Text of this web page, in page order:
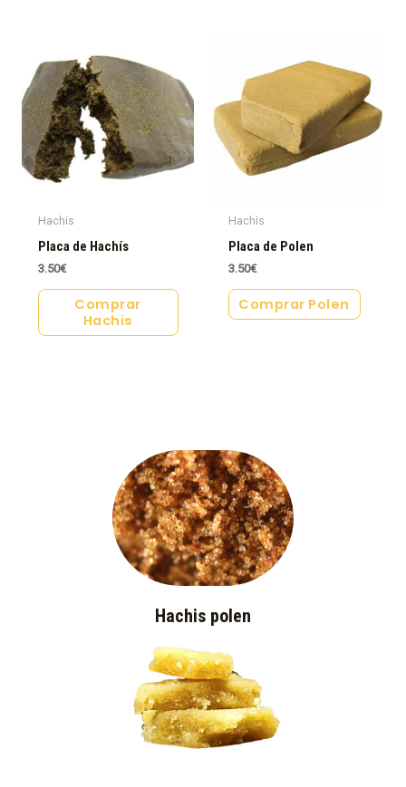
Hachis
Placa de Hachís
3.50€
Comprar
Hachis
Hachis
Placa de Polen
3.50€
Comprar Polen
Hachis polen